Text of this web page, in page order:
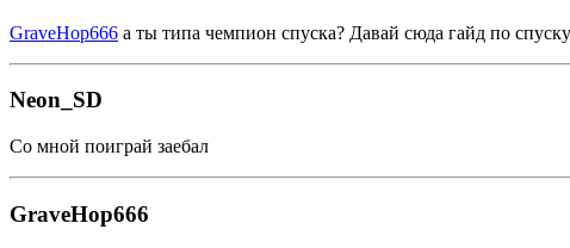
GraveHop666 а ты типа чемпион спуска? Давай сюда гайд по спуску
Neon_SD
Со мной поиграй заебал
GraveHop666